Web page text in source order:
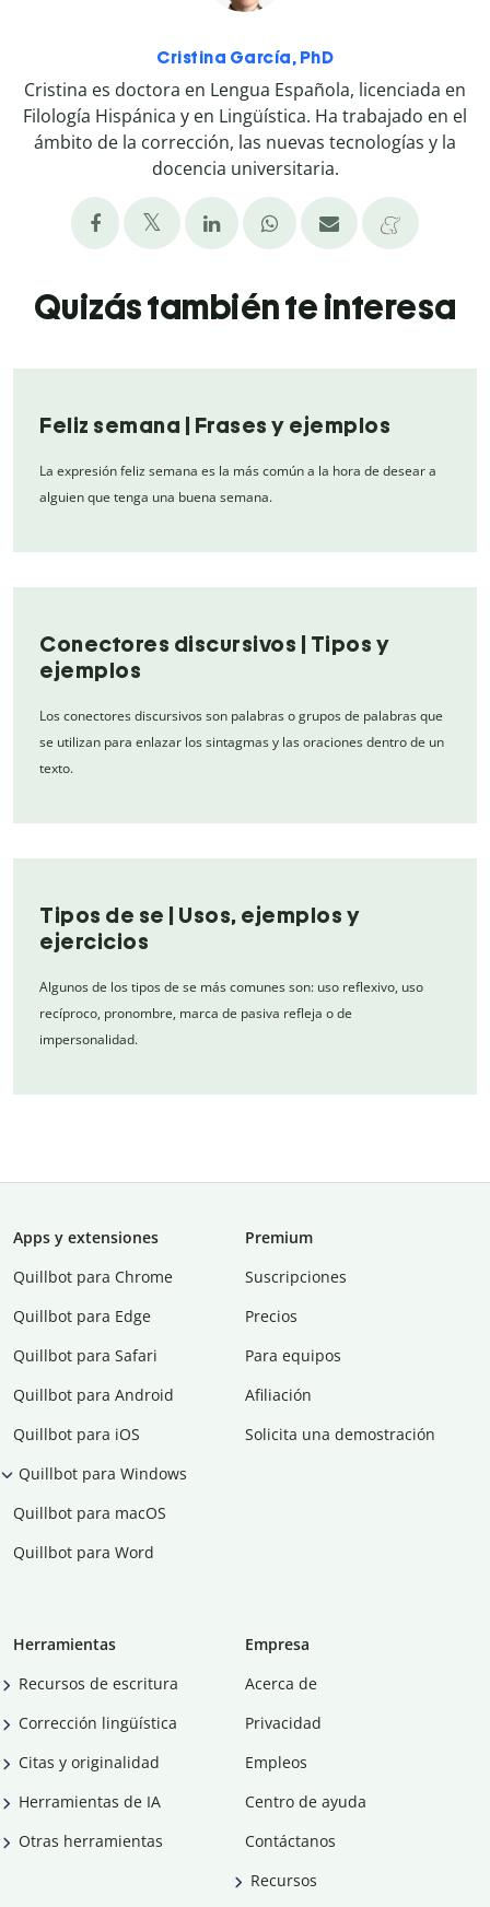
Cristina García, PhD
Cristina es doctora en Lengua Española, licenciada en
Filología Hispánica y en Lingüística. Ha trabajado en el
ámbito de la corrección, las nuevas tecnologías y la
docencia universitaria.
Quizás también te interesa
Feliz semana | Frases y ejemplos
La expresión feliz semana es la más común a la hora de desear a
alguien que tenga una buena semana.
Conectores discursivos | Tipos y
ejemplos
Los conectores discursivos son palabras o grupos de palabras que
se utilizan para enlazar los sintagmas y las oraciones dentro de un
texto.
Tipos de se | Usos, ejemplos y
ejercicios
Algunos de los tipos de se más comunes son: uso reflexivo, uso
recíproco, pronombre, marca de pasiva refleja o de
impersonalidad.
Apps y extensiones
Quillbot para Chrome
Quillbot para Edge
Quillbot para Safari
Quillbot para Android
Quillbot para iOS
Quillbot para Windows
Quillbot para macOS
Quillbot para Word
Premium
Suscripciones
Precios
Para equipos
Afiliación
Solicita una demostración
Herramientas
Recursos de escritura
Corrección lingüística
Citas y originalidad
Herramientas de IA
Otras herramientas
Empresa
Acerca de
Privacidad
Empleos
Centro de ayuda
Contáctanos
Recursos